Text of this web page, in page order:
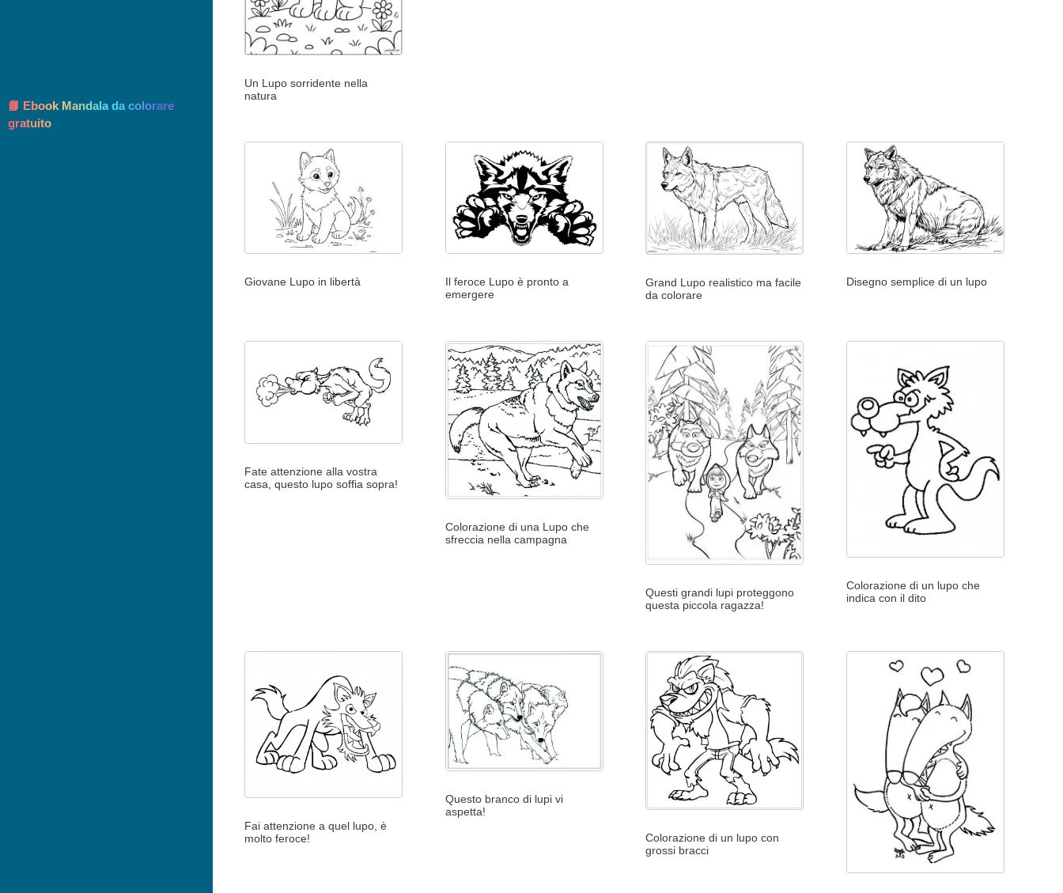
Un Lupo sorridente nella
natura
Giovane Lupo in libertà
Il feroce Lupo è pronto a
emergere
Grand Lupo realistico ma facile
da colorare
Disegno semplice di un lupo
Fate attenzione alla vostra
casa, questo lupo soffia sopra!
Colorazione di una Lupo che
sfreccia nella campagna
Questi grandi lupi proteggono
questa piccola ragazza!
Colorazione di un lupo che
indica con il dito
Fai attenzione a quel lupo, è
molto feroce!
Questo branco di lupi vi
aspetta!
Colorazione di un lupo con
grossi bracci
📘 Ebook Mandala da colorare
gratuito